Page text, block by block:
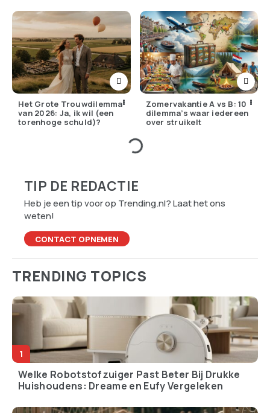
Het Grote Trouwdilemma
van 2026: Ja, ik wil (een
torenhoge schuld)?
Zomervakantie A vs B: 10
dilemma’s waar iedereen
over struikelt
TIP DE REDACTIE
Heb je een tip voor op Trending.nl? Laat het ons
weten!
CONTACT OPNEMEN
TRENDING TOPICS
Welke Robotstofzuiger Past Beter Bij Drukke
Huishoudens: Dreame en Eufy Vergeleken